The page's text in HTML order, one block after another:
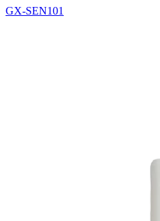
GX-SEN101